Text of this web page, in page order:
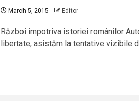
March 5, 2015 Editor
Război împotriva istoriei românilor
libertate, asistăm la tentative vizibile